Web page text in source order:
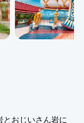
おじいさん岩に